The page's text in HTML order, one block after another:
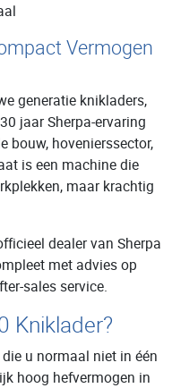
Vermogen
generatie knikladers,
jaar Sherpa-ervaring
bouw, hovenierssector,
is een machine die
maar krachtig
dealer van Sherpa
met advies op
sales service.
Kniklader?
u normaal niet in één
hoog hefvermogen in